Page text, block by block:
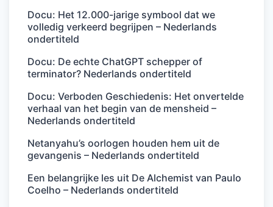
Docu: Het 12.000-jarige symbool dat we
volledig verkeerd begrijpen – Nederlands
ondertiteld
Docu: De echte ChatGPT schepper of
terminator? Nederlands ondertiteld
Docu: Verboden Geschiedenis: Het onvertelde
verhaal van het begin van de mensheid –
Nederlands ondertiteld
Netanyahu’s oorlogen houden hem uit de
gevangenis – Nederlands ondertiteld
Een belangrijke les uit De Alchemist van Paulo
Coelho – Nederlands ondertiteld